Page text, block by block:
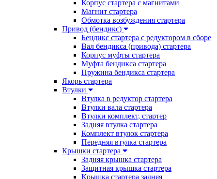
Корпус стартера с магнитами
Магнит стартера
Обмотка возбуждения стартера
Привод (бендикс)
Бендикс стартера с редуктором в сборе
Вал бендикса (привода) стартера
Корпус муфты стартера
Муфта бендикса стартера
Пружина бендикса стартера
Якорь стартера
Втулки
Втулка в редуктор стартера
Втулки вала стартера
Втулки комплект, стартер
Задняя втулка стартера
Комплект втулок стартера
Передняя втулка стартера
Крышки стартера
Задняя крышка стартера
Защитная крышка стартера
Крышка стартера задняя